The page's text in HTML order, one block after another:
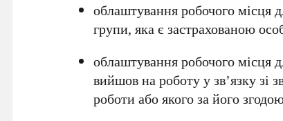
облаштування робочого місця
групи, яка є застрахованою
облаштування робочого місця
вийшов на роботу у зв’язку зі
роботи або якого за його